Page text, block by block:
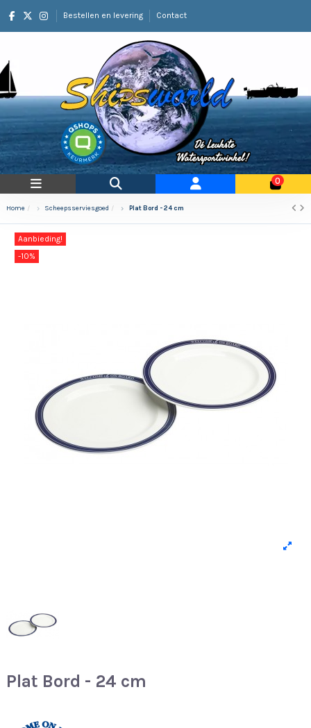
Bestellen en levering Contact
0
Home Scheepsserviesgoed Plat Bord - 24 cm
Aanbieding!
-10%
Plat Bord - 24 cm